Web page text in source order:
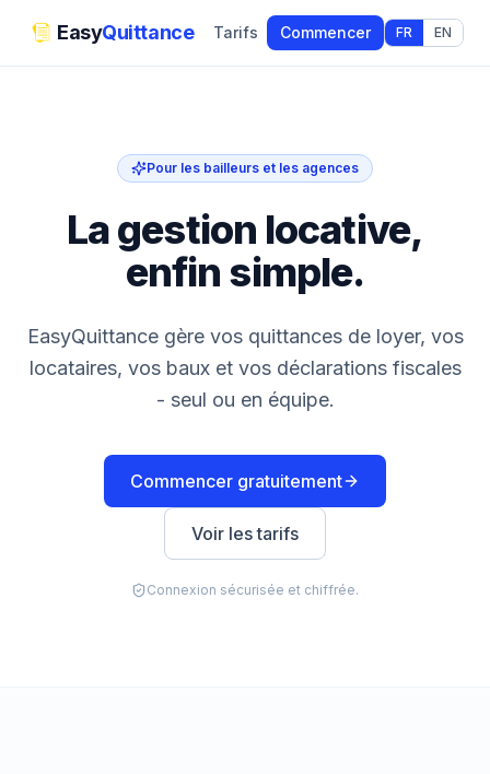
EasyQuittance Tarifs Commencer FR EN
Pour les bailleurs et les agences
La gestion locative,
enfin simple.
EasyQuittance gère vos quittances de loyer, vos
locataires, vos baux et vos déclarations fiscales
- seul ou en équipe.
Commencer gratuitement
Voir les tarifs
Connexion sécurisée et chiffrée.